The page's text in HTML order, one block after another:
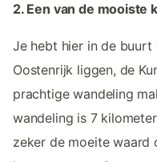
2. Een van de mooiste
Je hebt hier in de buurt
Oostenrijk liggen, de
prachtige wandeling
wandeling is 7
zeker de moeite waard